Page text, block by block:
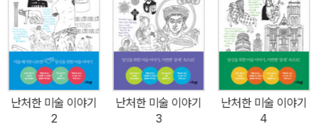
공부하는 미술 이야기』! 먹고살기도 바쁜 이 때, 왜 미술사까지 읽어
야 할까 최근 우리나라에서도 대형 미술 전시회, 해외 유명 화가의 초
청전이 자주 열리고 관람객들의 반응도 뜨겁다. 국내 미술품 경매에
서 수 억 원이 넘는 가격에 낙찰되는 미술품들이 속속 등장하는 등 미
술에 대한 대중의 관심이 높아지고 있다. 하지만 미술을 제대로 공부
하고 싶어도 어디서부터, 어떻게 접근해야 할지 엄두를 내지 못하는
난처한 미술 이야기
2
난처한 미술 이야기
3
난처한 미술 이야기
4